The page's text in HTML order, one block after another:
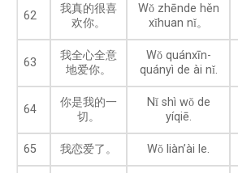
62
我真的很喜
欢你。
Wǒ zhēnde hěn
xǐhuan nǐ。
63
我全心全意
地爱你。
Wǒ quánxīn-
quányì de ài nǐ.
64
你是我的一
切。
Nǐ shì wǒ de
yíqiē.
65 我恋爱了。 Wǒ liàn’ài le.